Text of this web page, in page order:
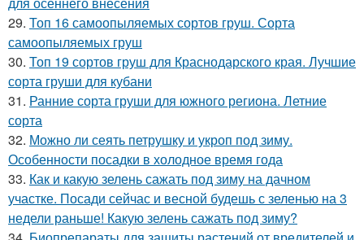
29. Топ 16 самоопыляемых сортов груш. Сорта
самоопыляемых груш
30. Топ 19 сортов груш для Краснодарского края. Лучшие
сорта груши для кубани
31. Ранние сорта груши для южного региона. Летние
сорта
32. Можно ли сеять петрушку и укроп под зиму.
Особенности посадки в холодное время года
33. Как и какую зелень сажать под зиму на дачном
участке. Посади сейчас и весной будешь с зеленью на 3
недели раньше! Какую зелень сажать под зиму?